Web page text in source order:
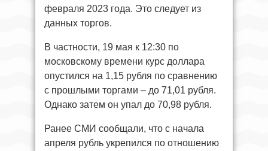
февраля 2023 года. Это следует из
данных торгов.
В частности, 19 мая к 12:30 по
московскому времени курс доллара
опустился на 1,15 рубля по сравнению
с прошлыми торгами – до 71,01 рубля.
Однако затем он упал до 70,98 рубля.
Ранее СМИ сообщали, что с начала
апреля рубль укрепился по отношению